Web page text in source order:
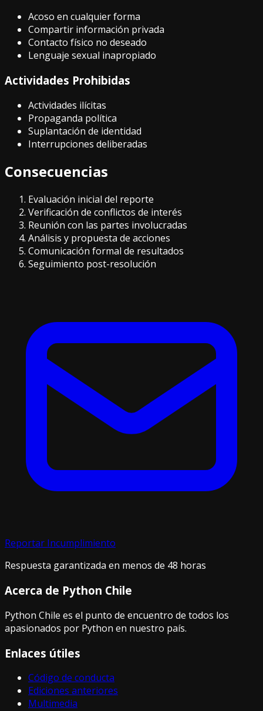
Acoso en cualquier forma
Compartir información privada
Contacto físico no deseado
Lenguaje sexual inapropiado
Actividades Prohibidas
Actividades ilícitas
Propaganda política
Suplantación de identidad
Interrupciones deliberadas
Consecuencias
Evaluación inicial del reporte
Verificación de conflictos de interés
Reunión con las partes involucradas
Análisis y propuesta de acciones
Comunicación formal de resultados
Seguimiento post-resolución
Reportar Incumplimiento
Respuesta garantizada en menos de 48 horas
Acerca de Python Chile
Python Chile es el punto de encuentro de todos los
apasionados por Python en nuestro país.
Enlaces útiles
Código de conducta
Ediciones anteriores
Multimedia